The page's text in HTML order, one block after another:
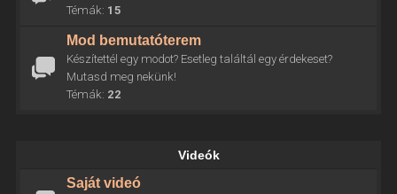
Témák: 15
Mod bemutatóterem
Készítettél egy modot? Esetleg találtál egy érdekeset?
Mutasd meg nekünk!
Témák: 22
Videók
Saját videó